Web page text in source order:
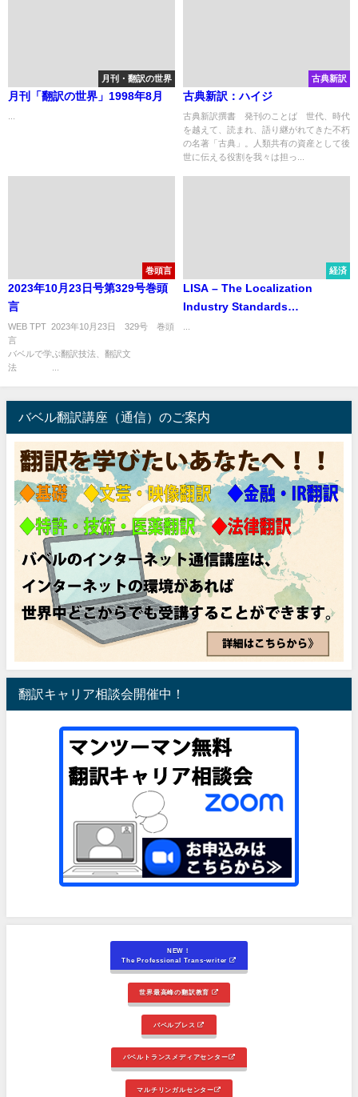
月刊・翻訳の世界
月刊「翻訳の世界」1998年8月
古典新訳
古典新訳：ハイジ
古典新訳撰書 発刊のことば 世代、時代
を越えて、読まれ、語り継がれてきた不朽
の名著「古典」。人類共有の資産として後
世に伝える役割を我々は担っ...
巻頭言
2023年10月23日号第329号巻頭
言
WEB TPT 2023年10月23日 329号 巻頭
言
バベルで学ぶ翻訳技法、翻訳文
法 ...
経済
LISA – The Localization
Industry Standards
バベル翻訳講座（通信）のご案内
翻訳キャリア相談会開催中！
NEW！
The Professional Trans-writer
世界最高峰の翻訳教育
バベルプレス
バベルトランスメディアセンター
マルチリンガルセンター